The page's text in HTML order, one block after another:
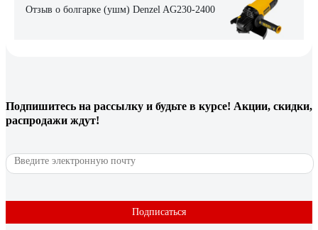
Отзыв о болгарке (ушм) Denzel AG230-2400
Алексей 12.08.2019
Очень удобная
Подпишитесь на рассылку и будьте в курсе! Акции, скидки,
распродажи ждут!
Подписаться